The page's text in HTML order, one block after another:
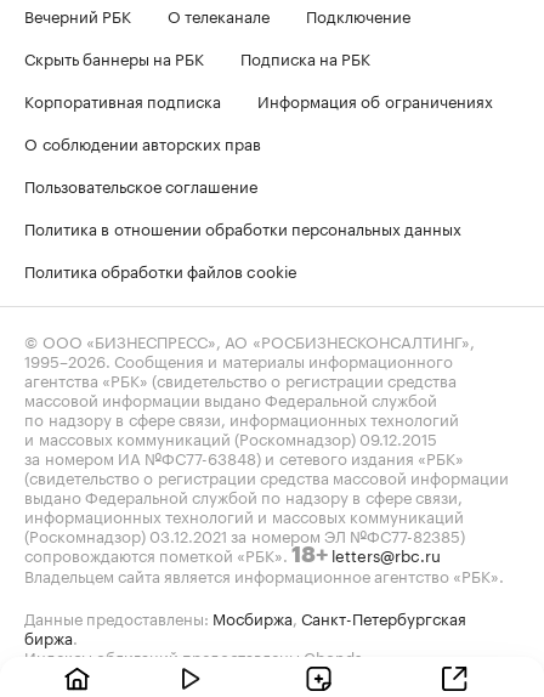
Вечерний РБК
О телеканале
Подключение
Скрыть баннеры на РБК
Подписка на РБК
Корпоративная подписка
Информация об ограничениях
О соблюдении авторских прав
Пользовательское соглашение
Политика в отношении обработки персональных данных
Политика обработки файлов cookie
© ООО «БИЗНЕСПРЕСС», АО «РОСБИЗНЕСКОНСАЛТИНГ»,
1995–2026 . Сообщения и материалы информационного
агентства «РБК» (свидетельство о регистрации средства
массовой информации выдано Федеральной службой
по надзору в сфере связи, информационных технологий
и массовых коммуникаций (Роскомнадзор) 09.12.2015
за номером ИА №ФС77-63848) и сетевого издания «РБК»
(свидетельство о регистрации средства массовой информации
выдано Федеральной службой по надзору в сфере связи,
информационных технологий и массовых коммуникаций
(Роскомнадзор) 03.12.2021 за номером ЭЛ №ФС77-82385)
сопровождаются пометкой «РБК». 18+ letters@rbc.ru
Владельцем сайта является информационное агентство «РБК».
Данные предоставлены: Мосбиржа Санкт-Петербургская
биржа
Индексы облигаций предоставлены Cbonds.